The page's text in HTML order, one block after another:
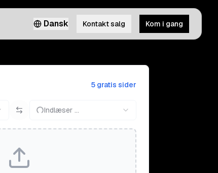
Dansk Kontakt salg Kom i gang
5 gratis sider
Indlæser ...